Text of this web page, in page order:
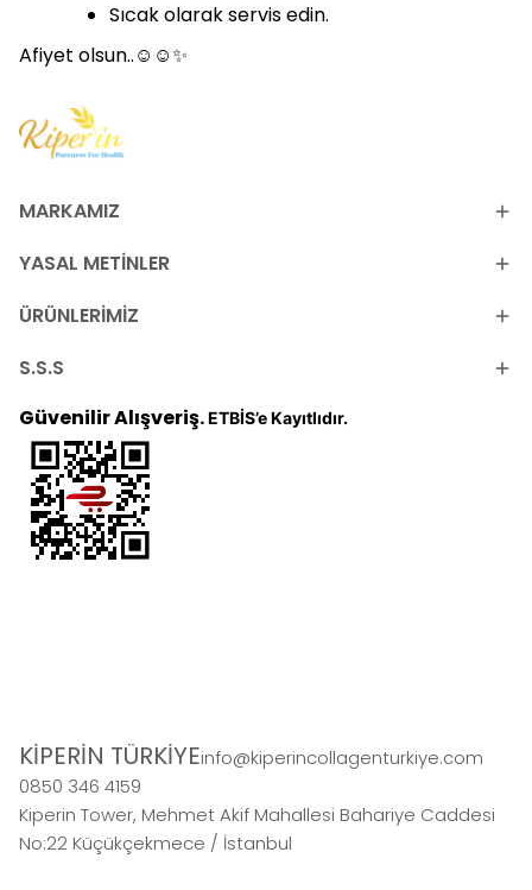
Sıcak olarak servis edin.
Afiyet olsun..☺️☺️✨
MARKAMIZ
YASAL METİNLER
ÜRÜNLERİMİZ
S.S.S
Güvenilir Alışveriş.ETBİS’e Kayıtlıdır.
KİPERİN TÜRKİYEinfo@kiperincollagenturkiye.com
0850 346 4159
Kiperin Tower, Mehmet Akif Mahallesi Bahariye Caddesi
No:22 Küçükçekmece / İstanbul